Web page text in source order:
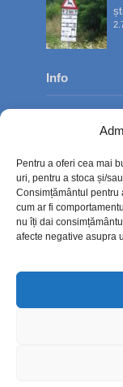
Pentru a oferi cea mai
uri, pentru a stoca și/
Consimțământul pentru
cum ar fi
nu îți dai
afecte negative asupra
Info
Contact
Politica de
Politică